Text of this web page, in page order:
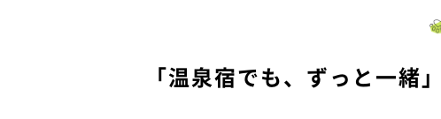
「温泉宿でも、ずっと一緒